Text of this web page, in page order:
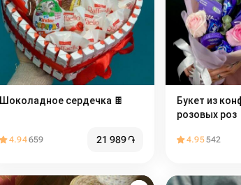
Шоколадное сердечка 🍫
4.94659 21 989֏
Букет из
розовых роз
4.95542